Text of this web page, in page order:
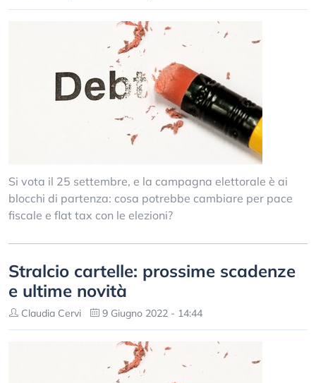
Si vota il 25 settembre, e la campagna elettorale è ai
blocchi di partenza: cosa potrebbe cambiare per pace
fiscale e flat tax con le elezioni?
Stralcio cartelle: prossime scadenze
e ultime novità
Claudia Cervi 9 Giugno 2022 - 14:44